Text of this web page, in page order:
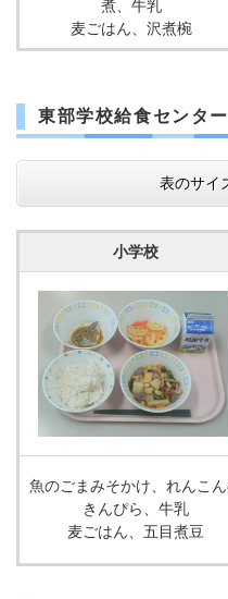
煮、牛乳
麦ごはん、沢煮椀
東部学校給食センター
表のサイ
小学校
魚のごまみそかけ、れんこ
きんぴら、牛乳
麦ごはん、五目煮豆